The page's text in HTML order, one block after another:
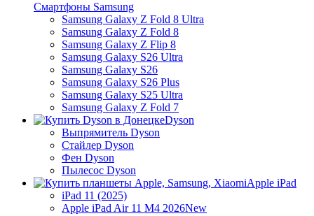
Смартфоны Samsung
Samsung Galaxy Z Fold 8 Ultra
Samsung Galaxy Z Fold 8
Samsung Galaxy Z Flip 8
Samsung Galaxy S26 Ultra
Samsung Galaxy S26
Samsung Galaxy S26 Plus
Samsung Galaxy S25 Ultra
Samsung Galaxy Z Fold 7
Dyson
Выпрямитель Dyson
Стайлер Dyson
Фен Dyson
Пылесос Dyson
Apple iPad
iPad 11 (2025)
Apple iPad Air 11 M4 2026New